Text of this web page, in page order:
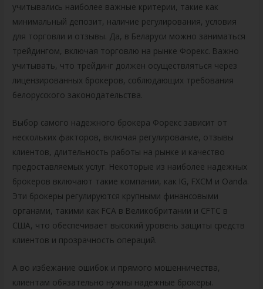
учитывались наиболее важные критерии, такие как
минимальный депозит, наличие регулирования, условия
для торговли и отзывы. Да, в Беларуси можно заниматься
трейдингом, включая торговлю на рынке Форекс. Важно
учитывать, что трейдинг должен осуществляться через
лицензированных брокеров, соблюдающих требования
белорусского законодательства.
Выбор самого надежного брокера Форекс зависит от
нескольких факторов, включая регулирование, отзывы
клиентов, длительность работы на рынке и качество
предоставляемых услуг. Некоторые из наиболее надежных
брокеров включают такие компании, как IG, FXCM и Oanda.
Эти брокеры регулируются крупными финансовыми
органами, такими как FCA в Великобритании и CFTC в
США, что обеспечивает высокий уровень защиты средств
клиентов и прозрачность операций.
А во избежание ошибок и прямого мошенничества,
клиентам обязательно нужны надежные брокеры.